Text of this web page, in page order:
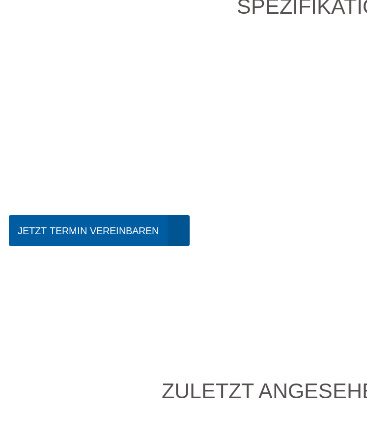
JETZT TERMIN VEREINBAREN
ZULETZT